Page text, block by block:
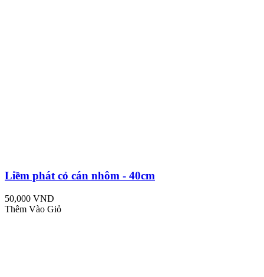
Liềm phát cỏ cán nhôm - 40cm
50,000 VND
Thêm Vào Giỏ